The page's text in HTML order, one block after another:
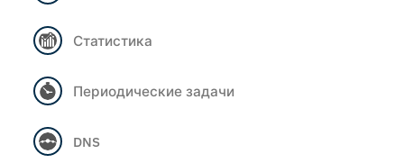
Статистика
Периодические задачи
DNS